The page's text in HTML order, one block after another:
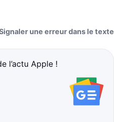
une erreur dans le texte
l’actu Apple !